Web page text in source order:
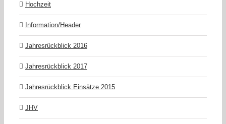
Hochzeit
Information/Header
Jahresrückblick 2016
Jahresrückblick 2017
Jahresrückblick Einsätze 2015
JHV